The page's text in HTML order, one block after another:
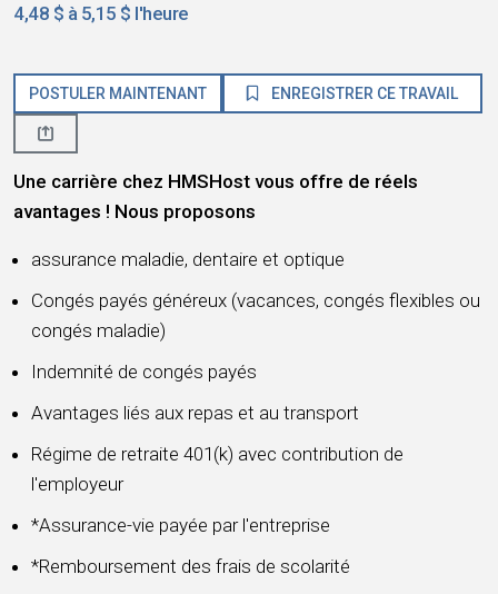
4,48 $ à 5,15 $ l'heure
POSTULER MAINTENANT ENREGISTRER CE TRAVAIL
Une carrière chez HMSHost vous offre de réels
avantages ! Nous proposons
assurance maladie, dentaire et optique
Congés payés généreux (vacances, congés flexibles ou
congés maladie)
Indemnité de congés payés
Avantages liés aux repas et au transport
Régime de retraite 401(k) avec contribution de
l'employeur
*Assurance-vie payée par l'entreprise
*Remboursement des frais de scolarité